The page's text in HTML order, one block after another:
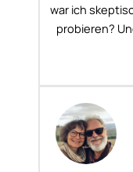
war ich
probieren?